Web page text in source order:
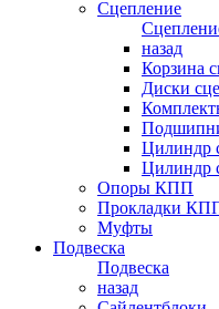
Сцепление
назад
Корзина
Диски
Цилиндр
Цилиндр
Опоры КПП
Прокладки
Муфты
Подвеска
Подвеска
назад